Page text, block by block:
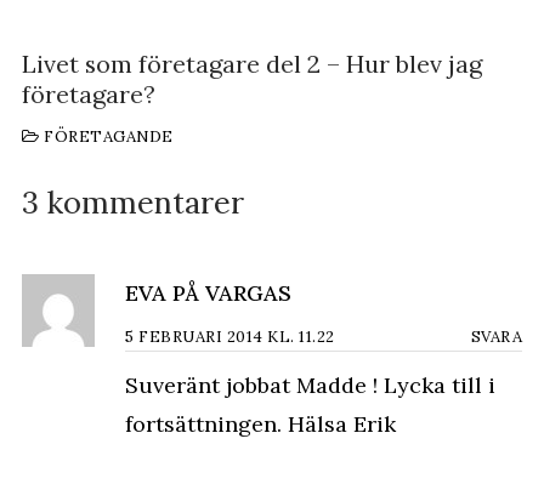
Livet som företagare del 2 – Hur blev jag
företagare?
FÖRETAGANDE
3 kommentarer
EVA PÅ VARGAS
5 FEBRUARI 2014 KL. 11.22 SVARA
Suveränt jobbat Madde ! Lycka till i
fortsättningen. Hälsa Erik